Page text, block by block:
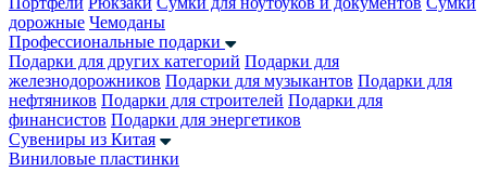
дорожные Чемоданы
Профессиональные подарки
Подарки для других категорий Подарки для
железнодорожников Подарки для музыкантов Подарки для
нефтяников Подарки для строителей Подарки для
финансистов Подарки для энергетиков
Сувениры из Китая
Виниловые пластинки